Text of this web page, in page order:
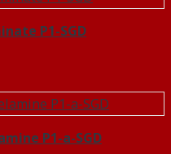
P1-SGD
P1-a-SGD